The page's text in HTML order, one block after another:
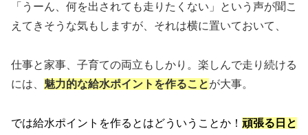
「うーん、何を出されても走りたくない」という声が聞こ
えてきそうな気もしますが、それは横に置いておいて、
仕事と家事、子育ての両立もしかり。楽しんで走り続ける
には、 魅力的な給水ポイントを作ることが大事。
では給水ポイントを作るとはどういうことか！ 頑張る日と